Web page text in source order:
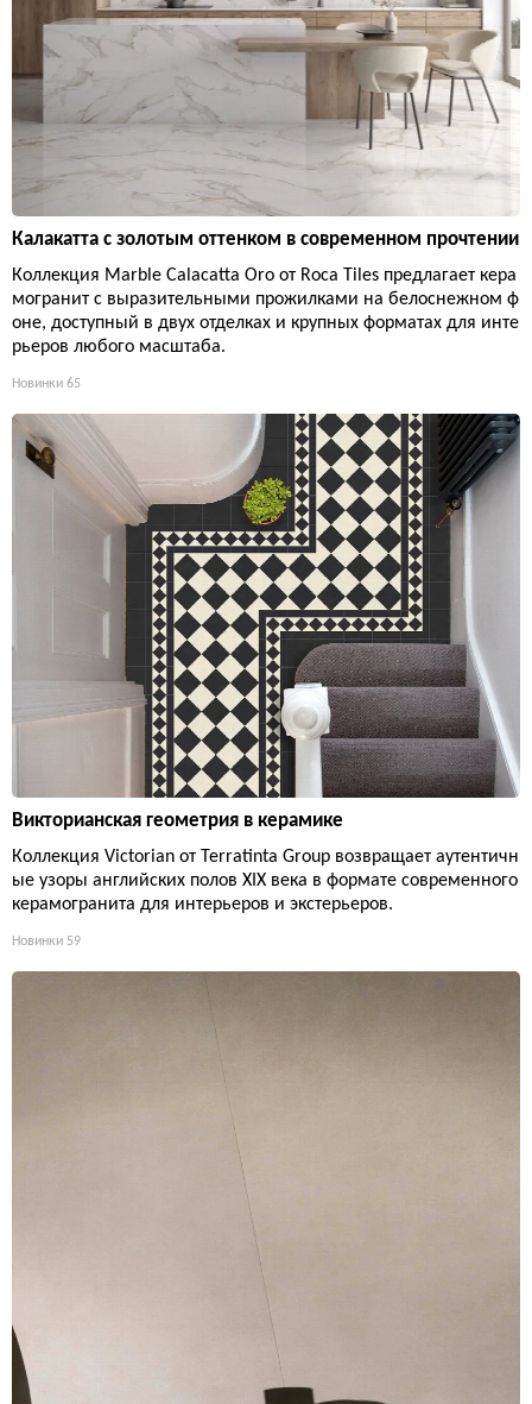
Калакатта с золотым оттенком в современном прочтении
Коллекция Marble Calacatta Oro от Roca Tiles предлагает кера
могранит с выразительными прожилками на белоснежном ф
оне, доступный в двух отделках и крупных форматах для инте
рьеров любого масштаба.
Новинки 65
Викторианская геометрия в керамике
Коллекция Victorian от Terratinta Group возвращает аутентичн
ые узоры английских полов XIX века в формате современного
керамогранита для интерьеров и экстерьеров.
Новинки 59